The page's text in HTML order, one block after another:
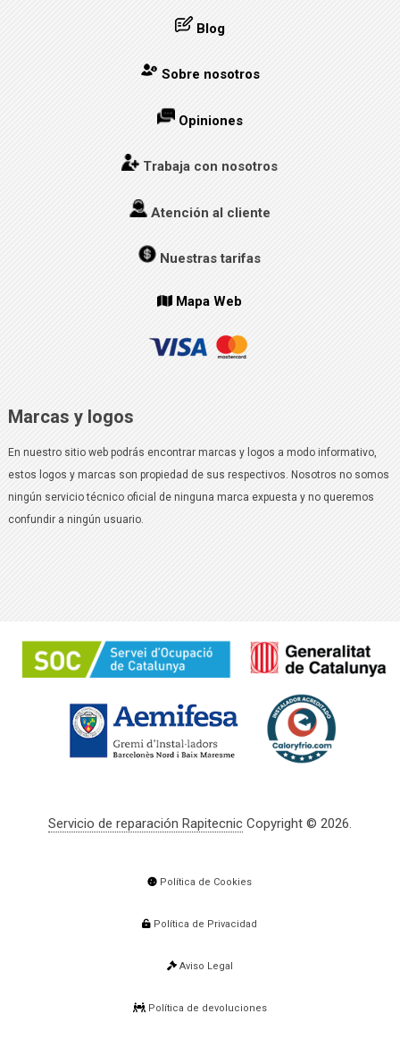
Blog
Sobre nosotros
Opiniones
Trabaja con nosotros
Atención al cliente
Nuestras tarifas
Mapa Web
Marcas y logos
En nuestro sitio web podrás encontrar marcas y logos a modo informativo,
estos logos y marcas son propiedad de sus respectivos. Nosotros no somos
ningún servicio técnico oficial de ninguna marca expuesta y no queremos
confundir a ningún usuario.
Servicio de reparación RapitecnicCopyright © 2026.
Política de Cookies
Política de Privacidad
Aviso Legal
Política de devoluciones